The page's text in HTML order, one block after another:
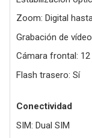
Zoom: Digital
Grabación de
Cámara frontal:
Flash trasero: Sí
Conectividad
SIM: Dual SIM